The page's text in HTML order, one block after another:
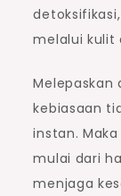
melalui kulit
Melepaskan
kebiasaan
instan.
mulai dari
menjaga